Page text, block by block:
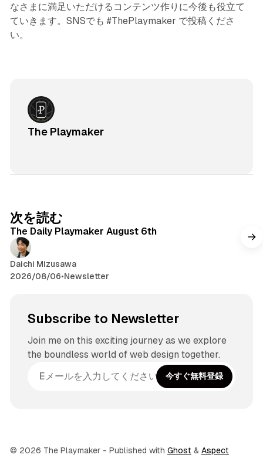
なさまに満足いただけるコンテンツ作りに今後も役立て
ていきます。SNSでも #ThePlaymaker で投稿くださ
い。
The Playmaker
次を読む
The Daily Playmaker August 6th
Daichi Mizusawa
2026/08/06•Newsletter
Subscribe to Newsletter
Join me on this exciting journey as we explore
the boundless world of web design together.
今すぐ無料登録
© 2026 The Playmaker- Published with Ghost & Aspect